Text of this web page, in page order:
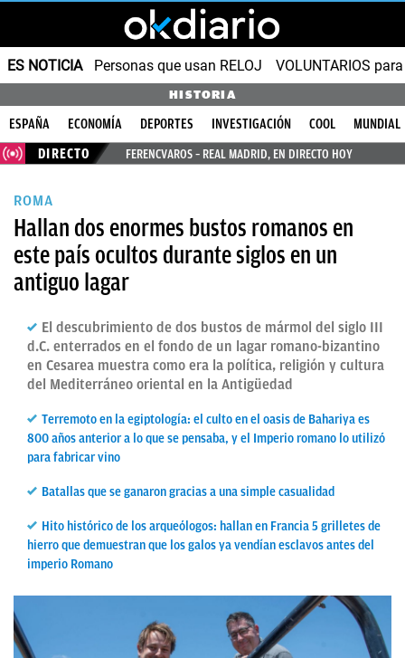
ES NOTICIA Personas que usan RELOJ VOLUNTARIOS
HISTORIA
ESPAÑA ECONOMÍA DEPORTES INVESTIGACIÓN COOL
MUNDIAL
DIRECTO
FERENCVAROS – REAL MADRID, EN DIRECTO HOY
ROMA
Hallan dos enormes bustos romanos en
este país ocultos durante siglos en un
antiguo lagar
El descubrimiento de dos bustos de mármol del siglo III
d.C. enterrados en el fondo de un lagar romano-bizantino
en Cesarea muestra como era la política, religión y cultura
del Mediterráneo oriental en la Antigüedad
Terremoto en la egiptología: el culto en el oasis de Bahariya es
800 años anterior a lo que se pensaba, y el Imperio romano lo utilizó
para fabricar vino
Batallas que se ganaron gracias a una simple casualidad
Hito histórico de los arqueólogos: hallan en Francia 5 grilletes de
hierro que demuestran que los galos ya vendían esclavos antes del
imperio Romano